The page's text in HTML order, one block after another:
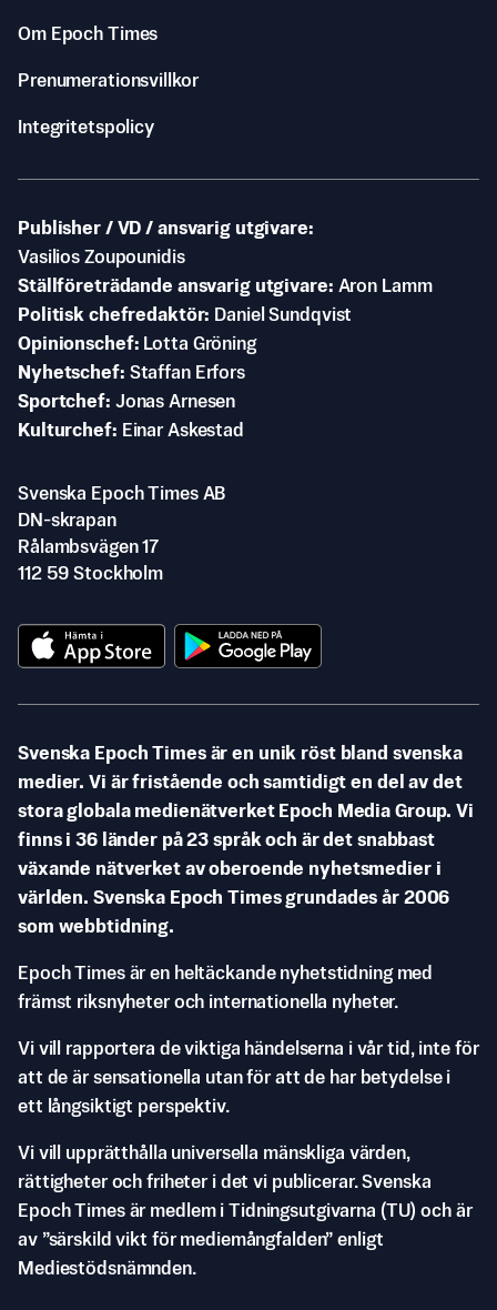
Om Epoch Times
Prenumerationsvillkor
Integritetspolicy
Publisher / VD / ansvarig utgivare
Vasilios Zoupounidis
Ställföreträdande ansvarig utgivare Aron Lamm
Politisk chefredaktör
Daniel Sundqvist
Opinionschef
Lotta Gröning
Nyhetschef Staffan Erfors
Sportchef Jonas Arnesen
Kulturchef
Einar Askestad
Svenska Epoch Times AB
DN-skrapan
Rålambsvägen 17
112 59 Stockholm
Svenska Epoch Times är en unik röst bland svenska
medier. Vi är fristående och samtidigt en del av det
stora globala medienätverket Epoch Media Group. Vi
finns i 36 länder på 23 språk och är det snabbast
växande nätverket av oberoende nyhetsmedier i
världen. Svenska Epoch Times grundades år 2006
som webbtidning.
Epoch Times är en heltäckande nyhetstidning med
främst riksnyheter och internationella nyheter.
Vi vill rapportera de viktiga händelserna i vår tid, inte för
att de är sensationella utan för att de har betydelse i
ett långsiktigt perspektiv.
Vi vill upprätthålla universella mänskliga värden,
rättigheter och friheter i det vi publicerar. Svenska
Epoch Times är medlem i Tidningsutgivarna (TU) och är
av ”särskild vikt för mediemångfalden” enligt
Mediestödsnämnden.